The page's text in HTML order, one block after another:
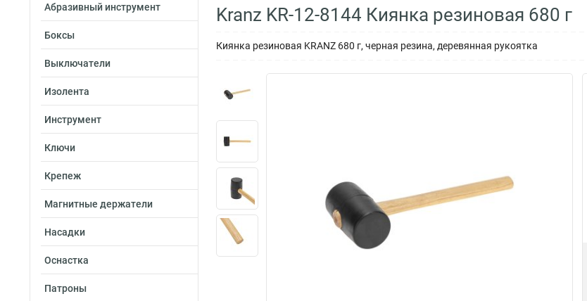
Абразивный инструмент
Боксы
Выключатели
Изолента
Инструмент
Ключи
Крепеж
Магнитные держатели
Насадки
Оснастка
Патроны
Kranz KR-12-8144 Киянка резиновая 680 г
Киянка резиновая KRANZ 680 г, черная резина, деревянная рукоятка